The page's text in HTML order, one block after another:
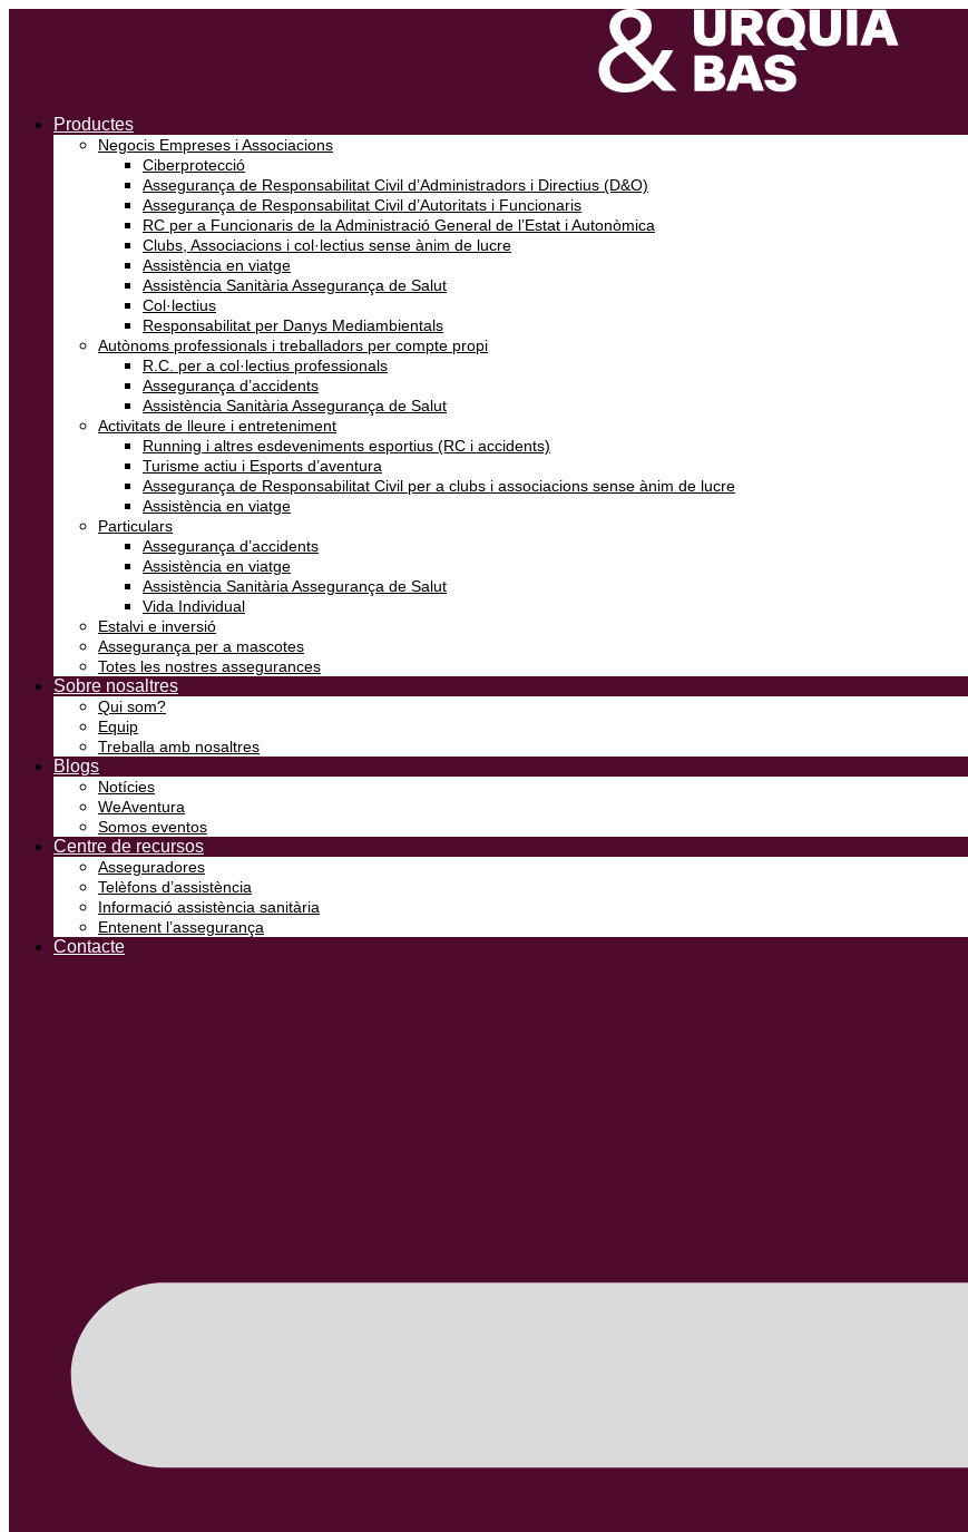
Productes
Negocis Empreses i Associacions
Ciberprotecció
Assegurança de Responsabilitat Civil d’Administradors i Directius (D&O)
Assegurança de Responsabilitat Civil d’Autoritats i Funcionaris
RC per a Funcionaris de la Administració General de l’Estat i Autonòmica
Clubs, Associacions i col·lectius sense ànim de lucre
Assistència en viatge
Assistència Sanitària Assegurança de Salut
Col·lectius
Responsabilitat per Danys Mediambientals
Autònoms professionals i treballadors per compte propi
R.C. per a col·lectius professionals
Assegurança d’accidents
Assistència Sanitària Assegurança de Salut
Activitats de lleure i entreteniment
Running i altres esdeveniments esportius (RC i accidents)
Turisme actiu i Esports d’aventura
Assegurança de Responsabilitat Civil per a clubs i associacions sense ànim de lucre
Assistència en viatge
Particulars
Assegurança d’accidents
Assistència en viatge
Assistència Sanitària Assegurança de Salut
Vida Individual
Estalvi e inversió
Assegurança per a mascotes
Totes les nostres assegurances
Sobre nosaltres
Qui som?
Equip
Treballa amb nosaltres
Blogs
Notícies
WeAventura
Somos eventos
Centre de recursos
Asseguradores
Telèfons d’assistència
Informació assistència sanitària
Entenent l’assegurança
Contacte